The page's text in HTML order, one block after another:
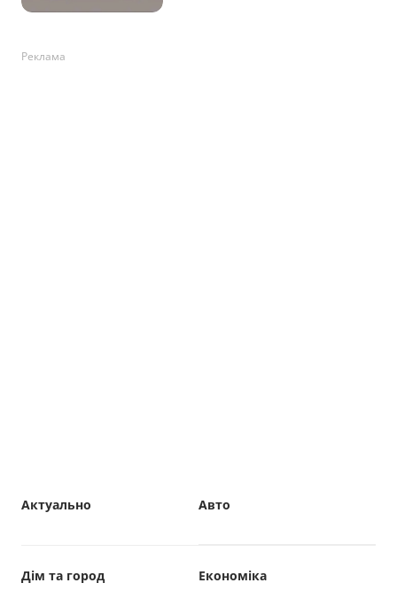
Реклама
Авто
Актуально
Дім та город Економіка